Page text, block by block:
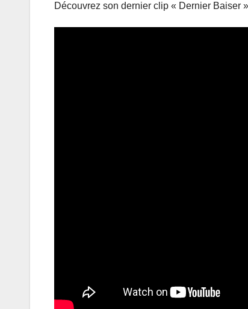
Découvrez son dernier clip « Dernier Baiser »